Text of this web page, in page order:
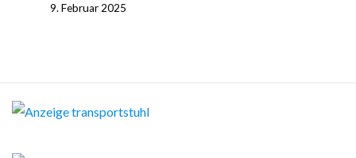
9. Februar 2025